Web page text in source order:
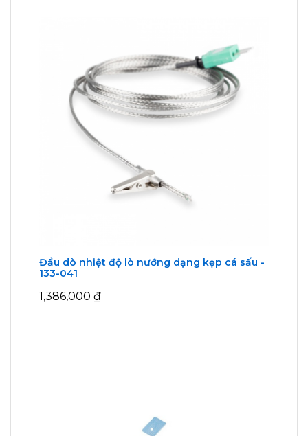
Đầu dò nhiệt độ lò nướng dạng kẹp cá sấu -
133-041
1,386,000 ₫